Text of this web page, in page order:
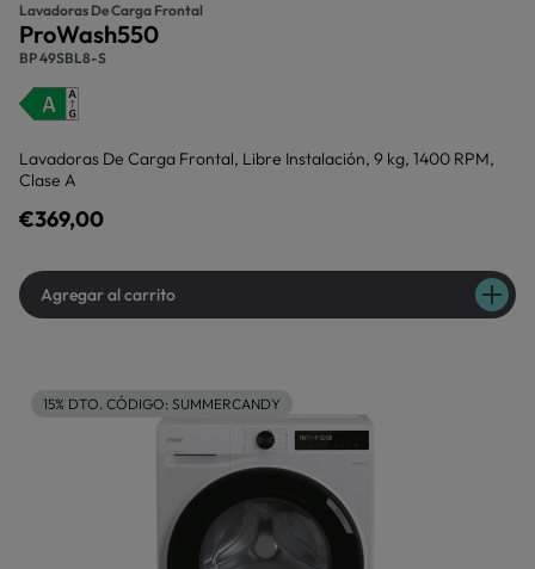
Lavadoras De Carga Frontal
ProWash550
BP 49SBL8-S
Lavadoras De Carga Frontal, Libre Instalación, 9 kg, 1400 RPM,
Clase A
€369,00
Agregar al carrito
15% DTO. CÓDIGO: SUMMERCANDY